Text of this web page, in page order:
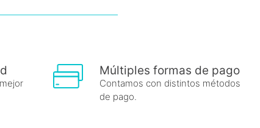
Múltiples formas de pago
Contamos con distintos métodos
de pago.